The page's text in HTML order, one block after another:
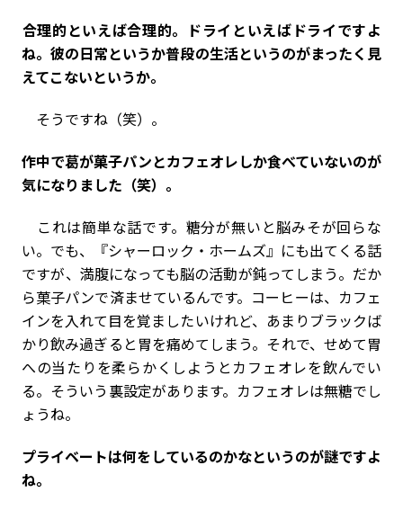
――合理的といえば合理的。ドライといえばドライですよ
ね。彼の日常というか普段の生活というのがまったく見
えてこないというか。
そうですね（笑）。
――作中で葛が菓子パンとカフェオレしか食べていないのが
気になりました（笑）。
これは簡単な話です。糖分が無いと脳みそが回らな
い。でも、『シャーロック・ホームズ』にも出てくる話
ですが、満腹になっても脳の活動が鈍ってしまう。だか
ら菓子パンで済ませているんです。コーヒーは、カフェ
インを入れて目を覚ましたいけれど、あまりブラックば
かり飲み過ぎると胃を痛めてしまう。それで、せめて胃
への当たりを柔らかくしようとカフェオレを飲んでい
る。そういう裏設定があります。カフェオレは無糖でし
ょうね。
――プライベートは何をしているのかなというのが謎ですよ
ね。